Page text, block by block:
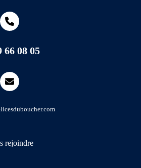
66 08 05
rejoindre